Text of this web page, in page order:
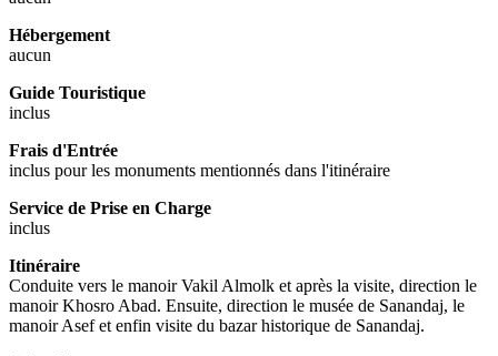
Hébergement
aucun
Guide Touristique
inclus
Frais d'Entrée
inclus pour les monuments mentionnés dans l'itinéraire
Service de Prise en Charge
inclus
Itinéraire
Conduite vers le manoir Vakil Almolk et après la visite, direction le
manoir Khosro Abad. Ensuite, direction le musée de Sanandaj, le
manoir Asef et enfin visite du bazar historique de Sanandaj.